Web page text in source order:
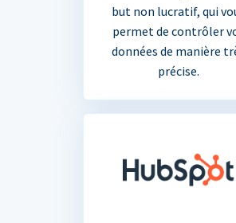
but non lucratif, qui
permet de contrôler
données de manière
précise.